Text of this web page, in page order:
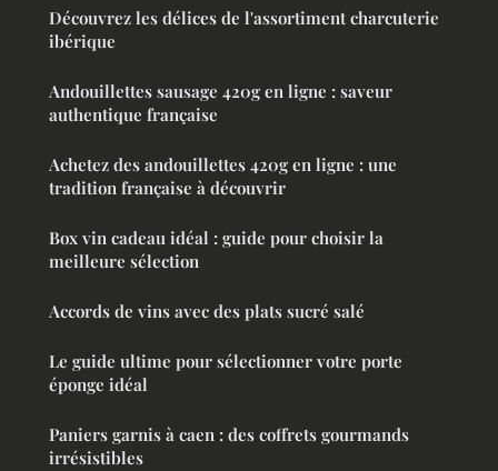
Découvrez les délices de l'assortiment charcuterie
ibérique
Andouillettes sausage 420g en ligne : saveur
authentique française
Achetez des andouillettes 420g en ligne : une
tradition française à découvrir
Box vin cadeau idéal : guide pour choisir la
meilleure sélection
Accords de vins avec des plats sucré salé
Le guide ultime pour sélectionner votre porte
éponge idéal
Paniers garnis à caen : des coffrets gourmands
irrésistibles